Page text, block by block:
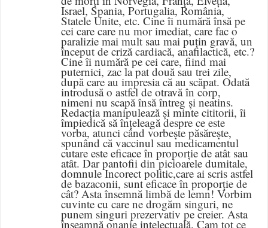
Israel, Spania, Portugalia, România,
Statele Unite, etc. Cine îi numără însă pe
cei care care nu mor imediat, care fac o
paralizie mai mult sau mai puțin gravă, un
început de criză cardiacă, anafilactică, etc.?
Cine îi numără pe cei care, fiind mai
puternici, zac la pat două sau trei zile,
după care au impresia că au scăpat. Odată
introdusă o astfel de otravă în corp,
nimeni nu scapă însă întreg și neatins.
Redacția manipulează și minte cititorii, îi
împiedică să înțeleagă despre ce este
vorba, atunci când vorbește păsărește,
spunând că vaccinul sau medicamentul
cutare este eficace în proporție de atât sau
atât. Dar pantofii din picioarele dumitale,
domnule Incorect politic,care ai scris astfel
de bazaconii, sunt eficace în proporție de
cât? Asta însemnă limbă de lemn! Vorbim
cuvinte cu care ne drogăm singuri, ne
punem singuri prezervativ pe creier. Asta
înseamnă onanie intelectuală. Cam tot ce